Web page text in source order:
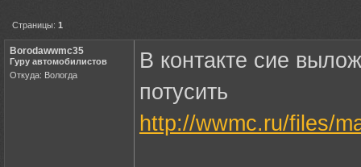
Страницы:1
Borodawwmc35
Гуру автомобилистов
Откуда: Вологда
В контакте сие
потусить
http://wwmc.ru/files/